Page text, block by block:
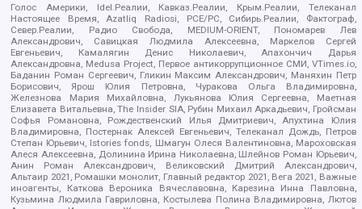
Голос Америки, Idel.Реалии, Кавказ.Реалии, Крым.Реалии, Телеканал
Настоящее Время, Azatliq Radiosi, PCE/PC, Сибирь.Реалии, Фактограф,
Север.Реалии, Радио Свобода, MEDIUM-ORIENT, Пономарев Лев
Александрович, Савицкая Людмила Алексеевна, Маркелов Сергей
Евгеньевич, Камалягин Денис Николаевич, Апахончич Дарья
Александровна, Medusa Project, Первое антикоррупционное СМИ, VTimes.io,
Баданин Роман Сергеевич, Гликин Максим Александрович, Маняхин Петр
Борисович, Ярош Юлия Петровна, Чуракова Ольга Владимировна,
Железнова Мария Михайловна, Лукьянова Юлия Сергеевна, Маетная
Елизавета Витальевна, The Insider SIA, Рубин Михаил Аркадьевич, Гройсман
Софья Романовна, Рождественский Илья Дмитриевич, Апухтина Юлия
Владимировна, Постернак Алексей Евгеньевич, Телеканал Дождь, Петров
Степан Юрьевич, Istories fonds, Шмагун Олеся Валентиновна, Мароховская
Алеся Алексеевна, Долинина Ирина Николаевна, Шлейнов Роман Юрьевич,
Анин Роман Александрович, Великовский Дмитрий Александрович,
Альтаир 2021, Ромашки монолит, Главный редактор 2021, Вега 2021, Важные
иноагенты, Каткова Вероника Вячеславовна, Карезина Инна Павловна,
Кузьмина Людмила Гавриловна, Костылева Полина Владимировна, Лютов